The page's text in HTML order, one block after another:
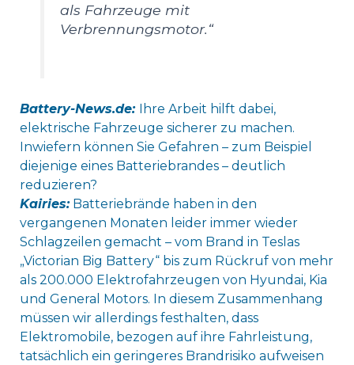
als Fahrzeuge mit
Verbrennungsmotor.“
Battery-News.de: Ihre Arbeit hilft dabei,
elektrische Fahrzeuge sicherer zu machen.
Inwiefern können Sie Gefahren – zum Beispiel
diejenige eines Batteriebrandes – deutlich
reduzieren?
Kairies:Batteriebrände haben in den
vergangenen Monaten leider immer wieder
Schlagzeilen gemacht – vom Brand in Teslas
„Victorian Big Battery“ bis zum Rückruf von mehr
als 200.000 Elektrofahrzeugen von Hyundai, Kia
und General Motors. In diesem Zusammenhang
müssen wir allerdings festhalten, dass
Elektromobile, bezogen auf ihre Fahrleistung,
tatsächlich ein geringeres Brandrisiko aufweisen